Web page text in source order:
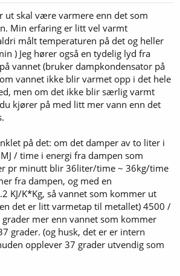
ut skal være varmere enn det som
Min erfaring er litt vel varmt
målt temperaturen på det og heller
) Jeg hører også en tydelig lyd fra
vannet (bruker dampkondensator på
vannet ikke blir varmet opp i det hele
men om det ikke blir særlig varmt
kjører på med litt mer vann enn det
på det: om det damper av to liter i
/ time i energi fra dampen som
pr minutt blir 36liter/time ~ 36kg/time
fra dampen, og med en
KJ/K*Kg, så vannet som kommer ut
det er litt varmetap til metallet) 4500 /
grader mer enn vannet som kommer
grader. (og husk, det er er intern
opplever 37 grader utvendig som